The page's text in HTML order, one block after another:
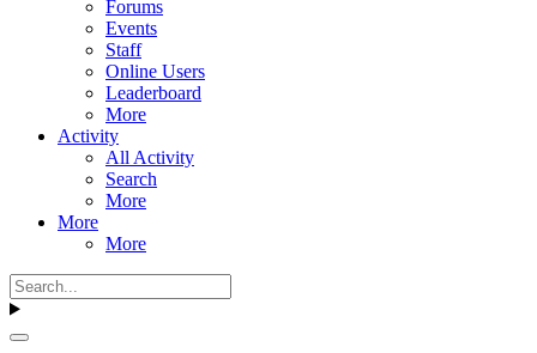
Forums
Events
Staff
Online Users
Leaderboard
More
Activity
All Activity
Search
More
More
More